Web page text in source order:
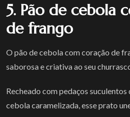
5. Pão de cebola
de frango
O pão de cebola com coração de
saborosa e criativa ao seu
Recheado com pedaços
cebola caramelizada, esse prato